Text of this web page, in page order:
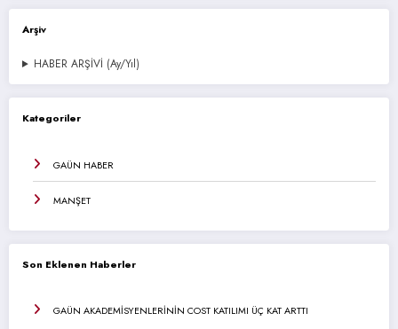
Arşiv
HABER ARŞİVİ (Ay/Yıl)
Kategoriler
GAÜN HABER
MANŞET
Son Eklenen Haberler
GAÜN AKADEMİSYENLERİNİN COST KATILIMI ÜÇ KAT ARTTI